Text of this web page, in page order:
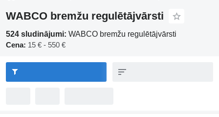
WABCO bremžu regulētājvārsti
524 sludinājumi: WABCO bremžu regulētājvārsti
Cena: 15 € - 550 €